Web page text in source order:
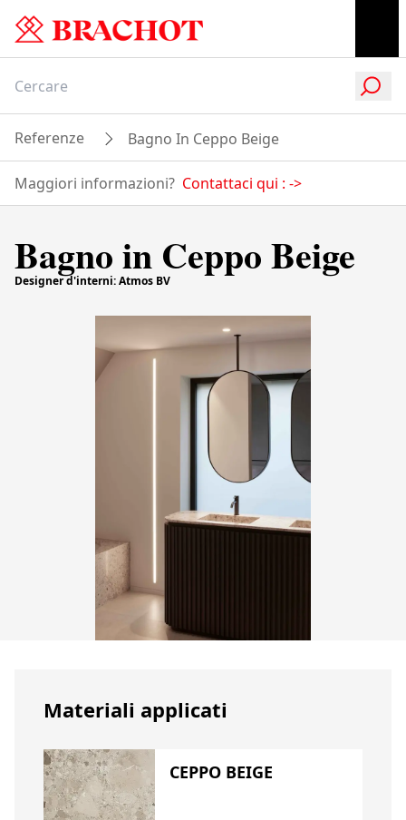
Referenze Bagno In Ceppo Beige
Maggiori informazioni? Contattaci qui : ->
Bagno in Ceppo Beige
Designer d'interni: Atmos BV
Materiali applicati
CEPPO BEIGE